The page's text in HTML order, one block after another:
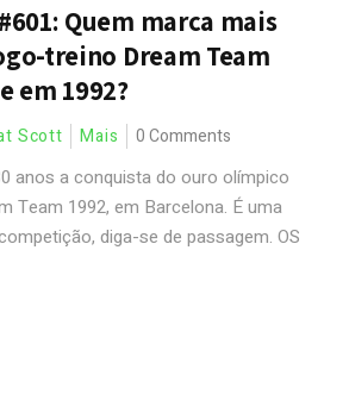
Quem marca mais
treino Dream Team
em 1992?
Scott Mais 0 Comments
anos a conquista do ouro olímpico
Team 1992, em Barcelona. É uma
diga-se de passagem. OS